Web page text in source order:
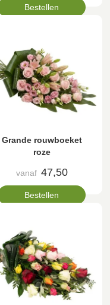
Bestellen
Grande rouwboeket
roze
vanaf 47,50
Bestellen